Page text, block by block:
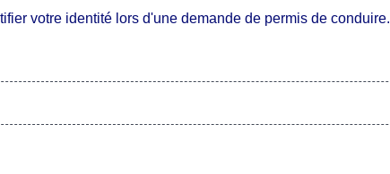
votre identité lors d'une demande de permis de conduire.